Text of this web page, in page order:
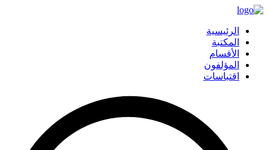
الرئيسية
المكتبة
الأقسام
المؤلفون
اقتباسات